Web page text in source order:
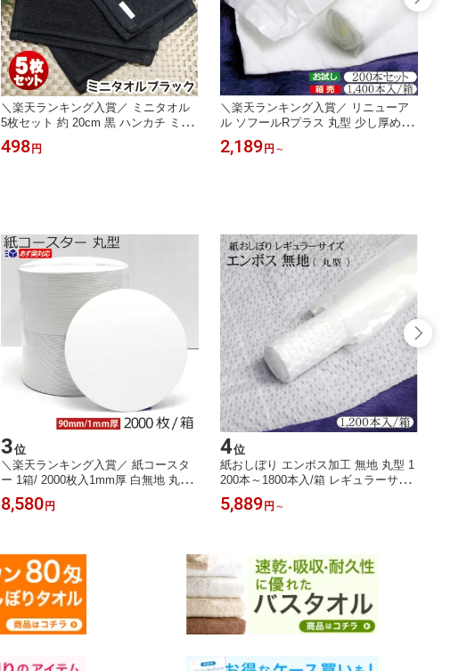
＼楽天ランキング入賞／ ミニタオル
5枚セット 約 20cm 黒 ハンカチ ミニ
タオルハンカチ 5枚組 お手拭きタオ
ル コットン 黒タオル ブラック お試
498 円
＼楽天ランキング入賞／ リニューア
ル ソフールRプラス 丸型 少し厚めの
紙おしぼり ソフールR+ 200本 1200本
1400本 ケース販売 不織布おしぼり 日
2,189 円 ～
3位
＼楽天ランキング入賞／ 紙コースタ
ー 1箱/ 2000枚入1mm厚 白無地 丸型
あす楽15：00 対応 送料無料楽天ラン
キング1位 使い捨てコースター お買
8,580 円
4位
紙おしぼり エンボス加工 無地 丸型 1
200本～1800本入/箱 レギュラーサイ
ズ 業務用 まとめ買い ケース販売 使
い捨ておしぼり業務用 ウェットペー
白 おしぼりタオル 送料無料
5,889 円 ～